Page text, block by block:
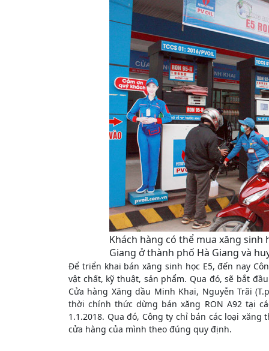
Khách hàng có thể mua xăng sinh
Giang ở thành phố Hà Giang và
Để triển khai bán xăng sinh học E5, đến nay
vật chất, kỹ thuật, sản phẩm. Qua đó, sẽ bắt
Cửa hàng Xăng dầu Minh Khai, Nguyễn Trãi
thời chính thức dừng bán xăng RON A92 tại
1.1.2018. Qua đó, Công ty chỉ bán các loại
cửa hàng của mình theo đúng quy định.